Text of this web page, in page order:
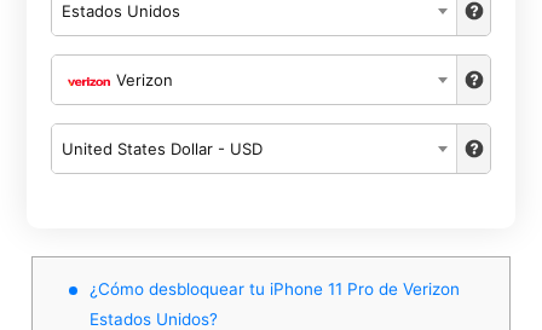
Estados Unidos
Verizon
United States Dollar - USD
¿Cómo desbloquear tu iPhone 11 Pro de Verizon
Estados Unidos?